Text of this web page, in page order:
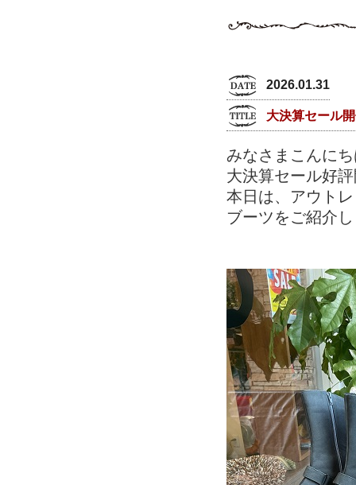
2026.01.31
大決算セール
みなさまこんに
大決算セール好
本日は、アウト
ブーツをご紹介